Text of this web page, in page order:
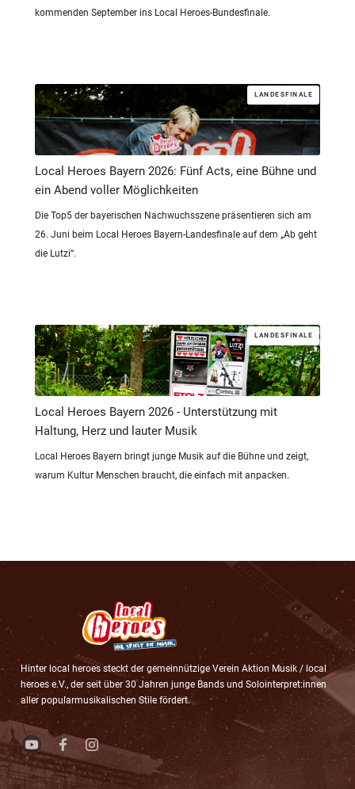
kommenden September ins Local Heroes-Bundesfinale.
LANDESFINALE
Local Heroes Bayern 2026: Fünf Acts, eine Bühne und
ein Abend voller Möglichkeiten
Die Top5 der bayerischen Nachwuchsszene präsentieren sich am
26. Juni beim Local Heroes Bayern-Landesfinale auf dem „Ab geht
die Lutzi“.
LANDESFINALE
Local Heroes Bayern 2026 - Unterstützung mit
Haltung, Herz und lauter Musik
Local Heroes Bayern bringt junge Musik auf die Bühne und zeigt,
warum Kultur Menschen braucht, die einfach mit anpacken.
Hinter local heroes steckt der gemeinnützige Verein Aktion Musik / local
heroes e.V., der seit über 30 Jahren junge Bands und Solointerpret:innen
aller popularmusikalischen Stile fördert.